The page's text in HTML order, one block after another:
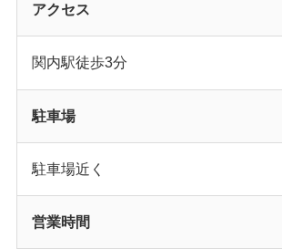
アクセス
関内駅徒歩3分
駐車場
駐車場近く
営業時間